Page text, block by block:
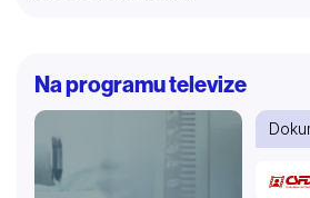
současnosti k hlavním hvězdám
Ungelt. Na bilanční cestu zpátky v
Němec a Jiří Strach společně
dokumentární road movie po
hercova života.
Na programu televize